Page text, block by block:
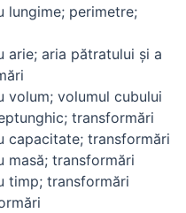
lungime; perimetre;
arie; aria pătratului şi a
volum; volumul cubului
transformări
capacitate; transformări
masă; transformări
timp; transformări